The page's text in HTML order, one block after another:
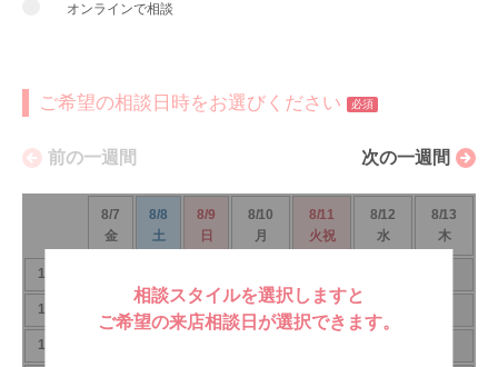
オンラインで相談
ご希望の相談日時をお選びください 必須
前の一週間 次の一週間
相談スタイルを選択しますと
ご希望の来店相談日が選択できます。
8/7
金
8/8
土
8/9
日
8/10
月
8/11
火祝
8/12
水
8/13
木
10:00
11:00 ✕ ✕ ✕ ✕ ✕ ✕
12:00